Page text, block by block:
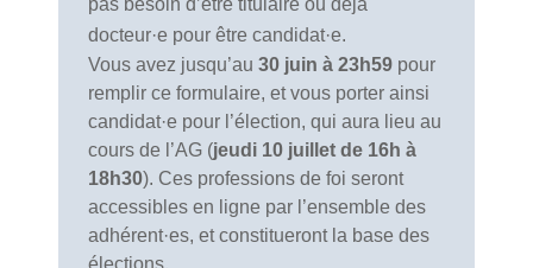
docteur·e pour être candidat·e.
Vous avez jusqu’au 30 juin à 23h59 pour
remplir ce formulaire, et vous porter ainsi
candidat·e pour l’élection, qui aura lieu au
cours de l’AG (jeudi 10 juillet de 16h à
18h30). Ces professions de foi seront
accessibles en ligne par l’ensemble des
adhérent·es, et constitueront la base des
élections.